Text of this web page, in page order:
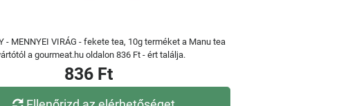
- MENNYEI VIRÁG - fekete tea, 10g terméket a Manu tea
a gourmeat.hu oldalon 836 Ft - ért találja.
836 Ft